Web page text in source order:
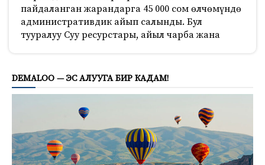
пайдаланган жарандарга 45 000 сом өлчөмүндө
административдик айып салынды. Бул
тууралуу Суу ресурстары, айыл чарба жана
DEMALOO — ЭС АЛУУГА БИР КАДАМ!